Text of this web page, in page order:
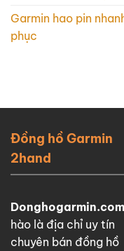
Garmin hao pin
phục
Đồng hồ Garmin
2hand
Donghogarmin.com
hào là địa chỉ uy tín
chuyên bán đồng hồ